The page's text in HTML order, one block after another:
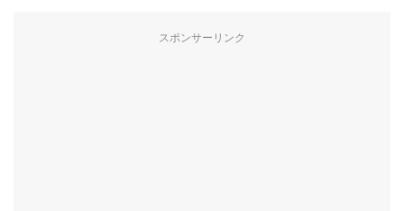
スポンサーリンク